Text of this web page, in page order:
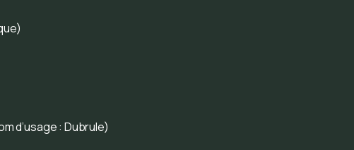
d’usage : Dubrule)